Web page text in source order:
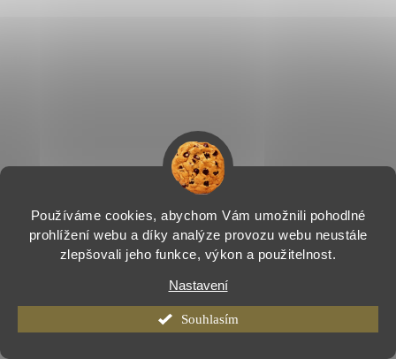
Používáme cookies, abychom Vám umožnili pohodlné
prohlížení webu a díky analýze provozu webu neustále
zlepšovali jeho funkce, výkon a použitelnost.
Nastavení
Souhlasím